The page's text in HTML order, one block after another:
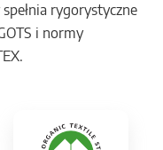
rygorystyczne
i normy